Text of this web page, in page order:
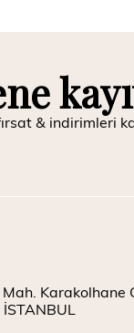
& indirimleri
Karakolhane